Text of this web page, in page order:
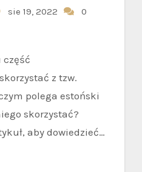
sie 19, 2022
0
z tzw.
polega estoński
skorzystać?
aby dowiedzieć…